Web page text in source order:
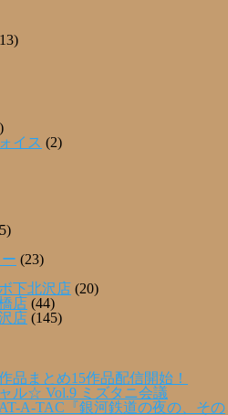
イス (2)
(23)
下北沢店 (20)
店 (44)
店 (145)
品まとめ15作品配信開始！
ル☆ Vol.9 ミズタニ会議
A-TAC『銀河鉄道の夜の、その